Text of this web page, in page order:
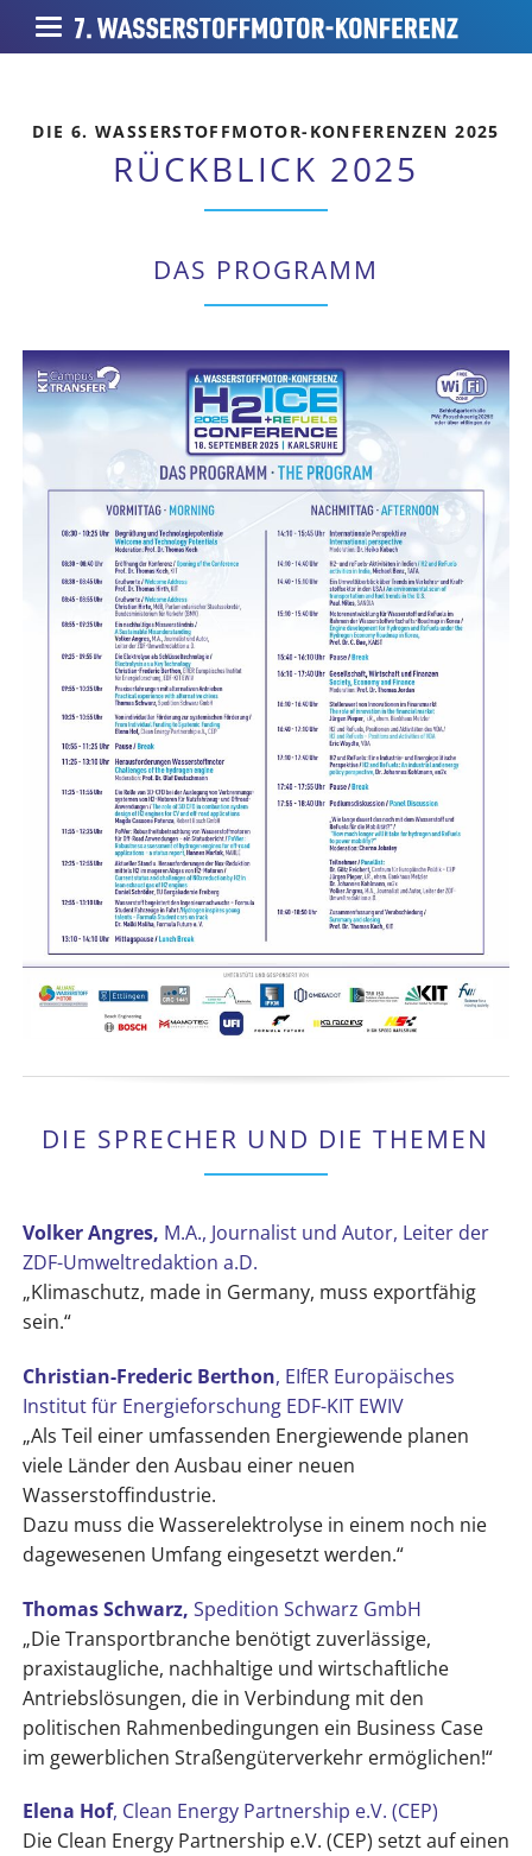
DIE 6. WASSERSTOFFMOTOR-KONFERENZEN 2025
RÜCKBLICK 2025
DAS PROGRAMM
DIE SPRECHER UND DIE THEMEN
Volker Angres, M.A., Journalist und Autor, Leiter der
ZDF-Umweltredaktion a.D.
„Klimaschutz‚ made in Germany, muss exportfähig
sein.“
Christian-Frederic Berthon, EIfER Europäisches
Institut für Energieforschung EDF-KIT EWIV
„Als Teil einer umfassenden Energiewende planen
viele Länder den Ausbau einer neuen
Wasserstoffindustrie.
Dazu muss die Wasserelektrolyse in einem noch nie
dagewesenen Umfang eingesetzt werden.“
Thomas Schwarz, Spedition Schwarz GmbH
„Die Transportbranche benötigt zuverlässige,
praxistaugliche, nachhaltige und wirtschaftliche
Antriebslösungen, die in Verbindung mit den
politischen Rahmenbedingungen ein Business Case
im gewerblichen Straßengüterverkehr ermöglichen!“
Elena Hof, Clean Energy Partnership e.V. (CEP)
Die Clean Energy Partnership e.V. (CEP) setzt auf einen